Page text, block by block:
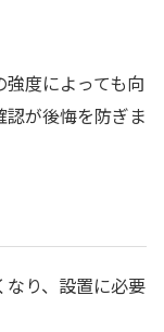
度によっても向
が後悔を防ぎま
り、設置に必要